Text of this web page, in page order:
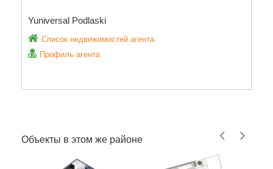
Yuniversal Podlaski
Список недвижимостей агента
Профиль агента
Объекты в этом же районе